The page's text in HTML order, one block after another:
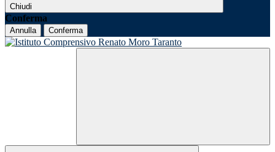
Chiudi
Conferma
Annulla Conferma